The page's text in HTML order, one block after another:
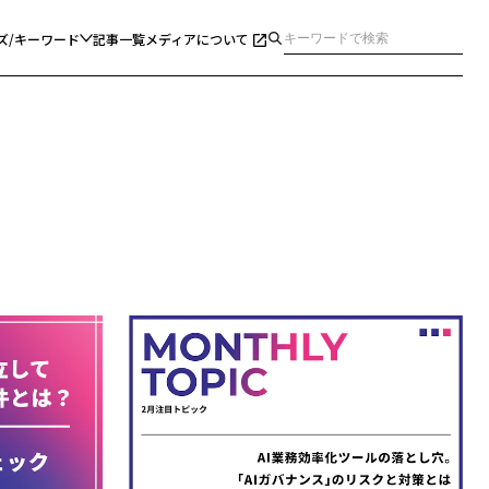
/キーワード 記事一覧メディアについて